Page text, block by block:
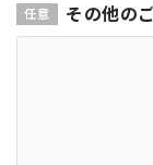
その他の